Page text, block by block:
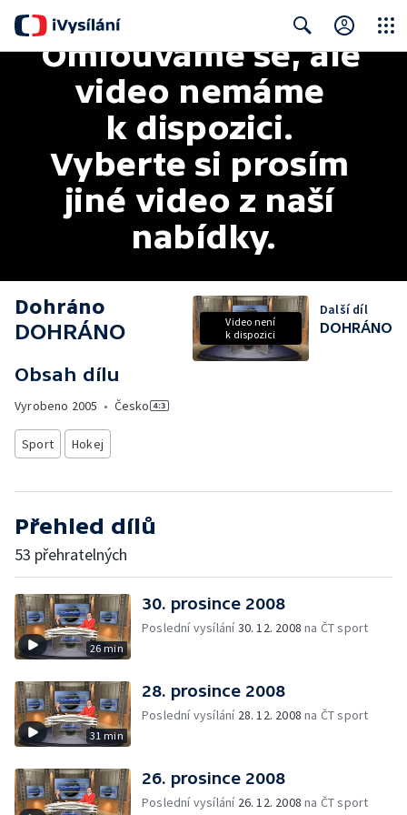
Search
Omlouváme se, ale
video nemáme
k dispozici.
Vyberte si prosím
jiné video z naší
nabídky.
Dohráno
DOHRÁNO
Obsah dílu
Vyrobeno 2005 • Česko
Sport Hokej
Video není
k dispozici
Další díl
DOHRÁNO
Přehled dílů
53 přehratelných
26 min
30. prosince 2008
Poslední vysílání30. 12. 2008 na ČT sport
31 min
28. prosince 2008
Poslední vysílání 28. 12. 2008 na ČT sport
26. prosince 2008
Poslední vysílání 26. 12. 2008 na ČT sport